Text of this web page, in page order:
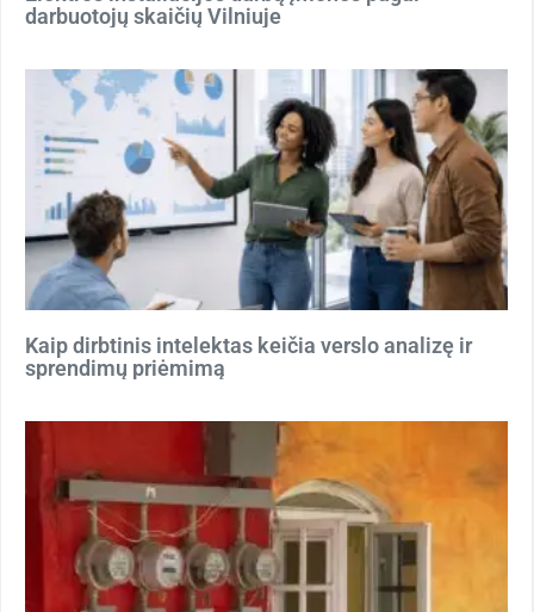
darbuotojų skaičių Vilniuje
Kaip dirbtinis intelektas keičia verslo analizę ir
sprendimų priėmimą